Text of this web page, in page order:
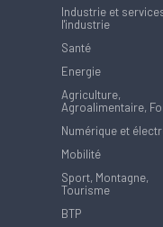
Industrie et
l'industrie
Santé
Energie
Agriculture,
Agroalimentaire,
Numérique et
Mobilité
Sport, Montagne,
Tourisme
BTP